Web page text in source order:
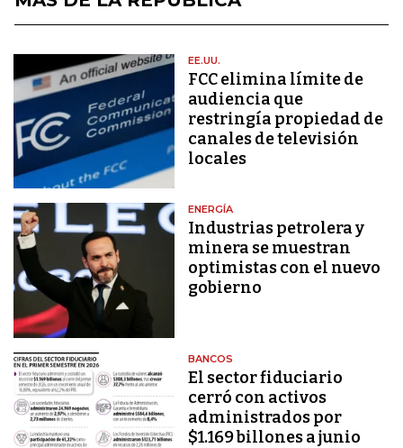
EE.UU.
FCC elimina límite de
audiencia que
restringía propiedad de
canales de televisión
locales
ENERGÍA
Industrias petrolera y
minera se muestran
optimistas con el nuevo
gobierno
BANCOS
El sector fiduciario
cerró con activos
administrados por
$1.169 billones a junio